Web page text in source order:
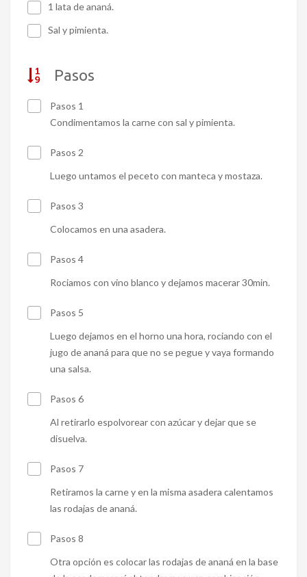
1 lata de ananá.
Sal y pimienta.
Pasos
Pasos 1
Condimentamos la carne con sal y pimienta.
Pasos 2
Luego untamos el peceto con manteca y mostaza.
Pasos 3
Colocamos en una asadera.
Pasos 4
Rociamos con vino blanco y dejamos macerar 30min.
Pasos 5
Luego dejamos en el horno una hora, rociando con el
jugo de ananá para que no se pegue y vaya formando
una salsa.
Pasos 6
Al retirarlo espolvorear con azúcar y dejar que se
disuelva.
Pasos 7
Retiramos la carne y en la misma asadera calentamos
las rodajas de ananá.
Pasos 8
Otra opción es colocar las rodajas de ananá en la base